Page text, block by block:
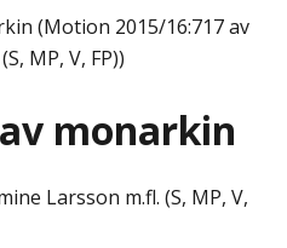
(Motion 2015/16:717 av
MP, V, FP))
monarkin
Larsson m.fl. (S, MP, V,